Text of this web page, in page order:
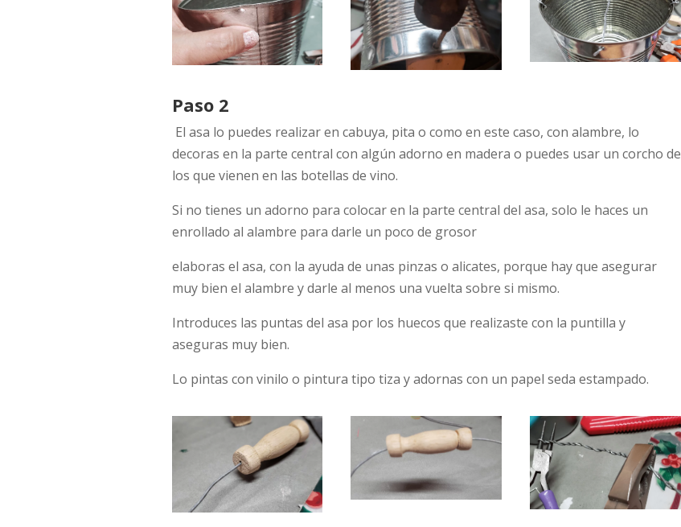
Paso 2
El asa lo puedes realizar en cabuya, pita o como en este caso, con alambre, lo
decoras en la parte central con algún adorno en madera o puedes usar un corcho de
los que vienen en las botellas de vino.
Si no tienes un adorno para colocar en la parte central del asa, solo le haces un
enrollado al alambre para darle un poco de grosor
elaboras el asa, con la ayuda de unas pinzas o alicates, porque hay que asegurar
muy bien el alambre y darle al menos una vuelta sobre si mismo.
Introduces las puntas del asa por los huecos que realizaste con la puntilla y
aseguras muy bien.
Lo pintas con vinilo o pintura tipo tiza y adornas con un papel seda estampado.